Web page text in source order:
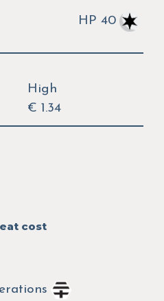
HP 40
High
€ 1.34
cost